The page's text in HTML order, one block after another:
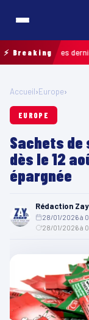
⚡ Breakingles derniers
Accueil›Europe›
EUROPE
Sachets
dès le 12
épargnée
Rédaction
28/01/2026 à
28/01/2026 à